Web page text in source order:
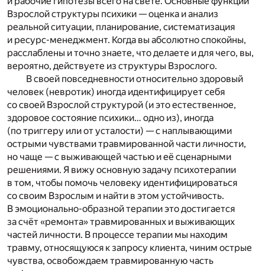
Взрослой структуры психики — оценка и анализ
реальной ситуации, планирование, систематизация
и ресурс-менеджмент. Когда вы абсолютно спокойны,
расслаблены и точно знаете, что делаете и для чего, вы,
вероятно, действуете из структуры Взрослого.
В своей повседневности относительно здоровый
человек (невротик) иногда идентифицирует себя
со своей Взрослой структурой (и это естественное,
здоровое состояние психики… одно из), иногда
(по триггеру или от усталости) — с наплывающими
острыми чувствами травмированной части личности,
но чаще — с выживающей частью и её сценарными
решениями. Я вижу основную задачу психотерапии
в том, чтобы помочь человеку идентифицироваться
со своим Взрослым и найти в этом устойчивость.
В эмоционально-образной терапии это достигается
за счёт «ремонта» травмированных и выживающих
частей личности. В процессе терапии мы находим
травму, относящуюся к запросу клиента, чиним острые
чувства, освобождаем травмированную часть